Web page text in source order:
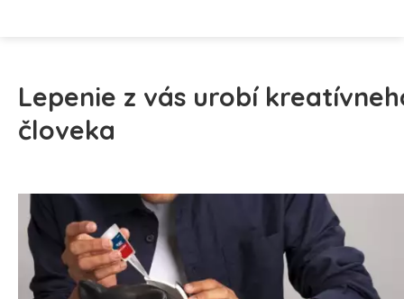
Lepenie z vás urobí
človeka